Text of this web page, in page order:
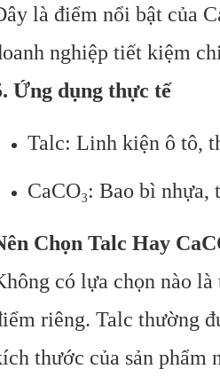
là điểm nổi bật của
nghiệp tiết kiệm
Ứng dụng thực tế
Talc: Linh kiện ô tô,
CaCO₃: Bao bì
Chọn Talc Hay
có lựa chọn nào
riêng. Talc thường
thước của sản phẩm